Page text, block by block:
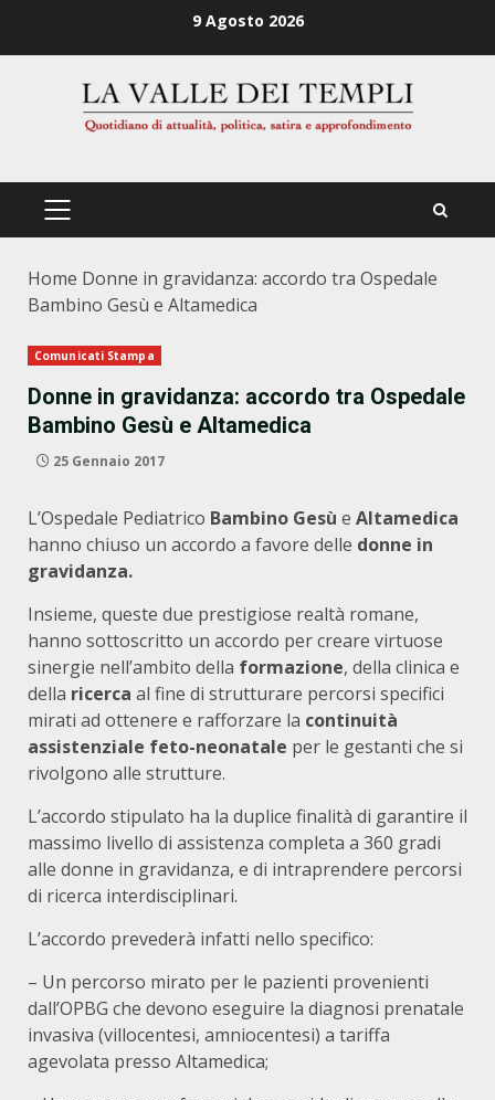
9 Agosto 2026
PRIMÄRES
Home Donne in gravidanza: accordo tra Ospedale
Bambino Gesù e Altamedica
Comunicati Stampa
Donne in gravidanza: accordo tra Ospedale
Bambino Gesù e Altamedica
25 Gennaio 2017
L’Ospedale Pediatrico Bambino Gesù e Altamedica
hanno chiuso un accordo a favore delle donne in
gravidanza.
Insieme, queste due prestigiose realtà romane,
hanno sottoscritto un accordo per creare virtuose
sinergie nell’ambito della formazione, della clinica e
della ricerca al fine di strutturare percorsi specifici
mirati ad ottenere e rafforzare la continuità
assistenziale feto-neonatale per le gestanti che si
rivolgono alle strutture.
L’accordo stipulato ha la duplice finalità di garantire il
massimo livello di assistenza completa a 360 gradi
alle donne in gravidanza, e di intraprendere percorsi
di ricerca interdisciplinari.
L’accordo prevederà infatti nello specifico:
– Un percorso mirato per le pazienti provenienti
dall’OPBG che devono eseguire la diagnosi prenatale
invasiva (villocentesi, amniocentesi) a tariffa
agevolata presso Altamedica;